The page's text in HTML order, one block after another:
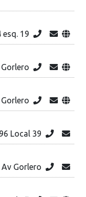
esq. 19
Gorlero
Local 39
Av Gorlero